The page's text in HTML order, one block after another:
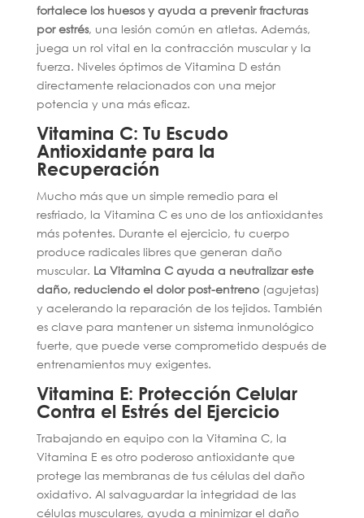
fortalece los huesos y ayuda a prevenir fracturas
por estrés, una lesión común en atletas. Además,
juega un rol vital en la contracción muscular y la
fuerza. Niveles óptimos de Vitamina D están
directamente relacionados con una mejor
potencia y una más eficaz.
Vitamina C: Tu Escudo
Antioxidante para la
Recuperación
Mucho más que un simple remedio para el
resfriado, la Vitamina C es uno de los antioxidantes
más potentes. Durante el ejercicio, tu cuerpo
produce radicales libres que generan daño
muscular. La Vitamina C ayuda a neutralizar este
daño, reduciendo el dolor post-entreno(agujetas)
y acelerando la reparación de los tejidos. También
es clave para mantener un sistema inmunológico
fuerte, que puede verse comprometido después de
entrenamientos muy exigentes.
Vitamina E: Protección Celular
Contra el Estrés del Ejercicio
Trabajando en equipo con la Vitamina C, la
Vitamina E es otro poderoso antioxidante que
protege las membranas de tus células del daño
oxidativo. Al salvaguardar la integridad de las
células musculares, ayuda a minimizar el daño